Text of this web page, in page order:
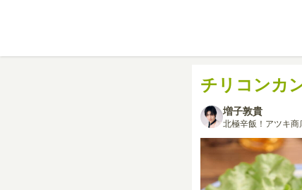
チリコンカ
増子敦貴
北極辛飯！アツキ商